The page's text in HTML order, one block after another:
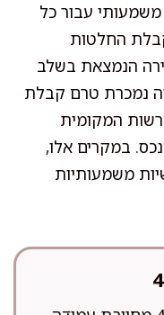
עבור כל
החלטות
הנמצאת בשלב
נמכרת טרם קבלת
הרשות המקומית
במקרים אלו,
משמעותיות